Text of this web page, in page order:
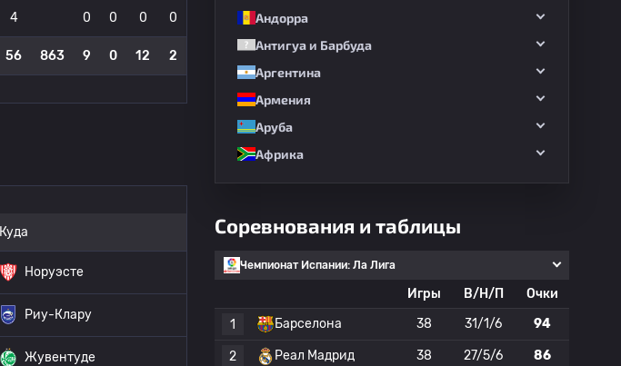
4 0 0 0 0
56 863 9 0 12 2
Куда
Норуэсте
Риу-Клару
Жувентуде
Андорра
Антигуа и Барбуда
Аргентина
Армения
Аруба
Африка
Соревнования и таблицы
Чемпионат Испании: Ла Лига
Игры В/Н/П
Очки
1
Барселона 38 31/1/6 94
2 Реал Мадрид 38 27/5/6 86